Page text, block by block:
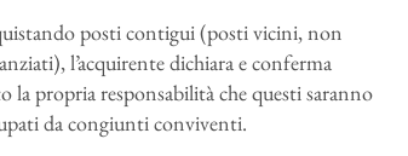
posti contigui (posti vicini, non
l’acquirente dichiara e conferma
la propria responsabilità che questi saranno
da congiunti conviventi.